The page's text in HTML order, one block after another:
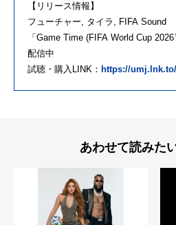
【 リリース情報】
フューチャー, タイラ , FIFA Sound
「 Game Time (FIFA World Cup 2026
配信中
試聴・購入LINK： https://umj.lnk.to/
あわせて読みた